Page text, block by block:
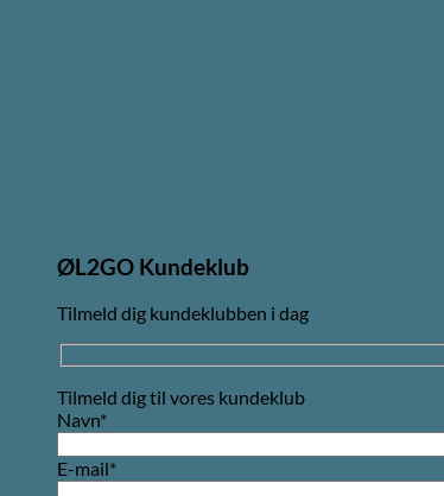
ØL2GO Kundeklub
Tilmeld dig kundeklubben i dag
Tilmeld dig til vores kundeklub
Navn*
E-mail*